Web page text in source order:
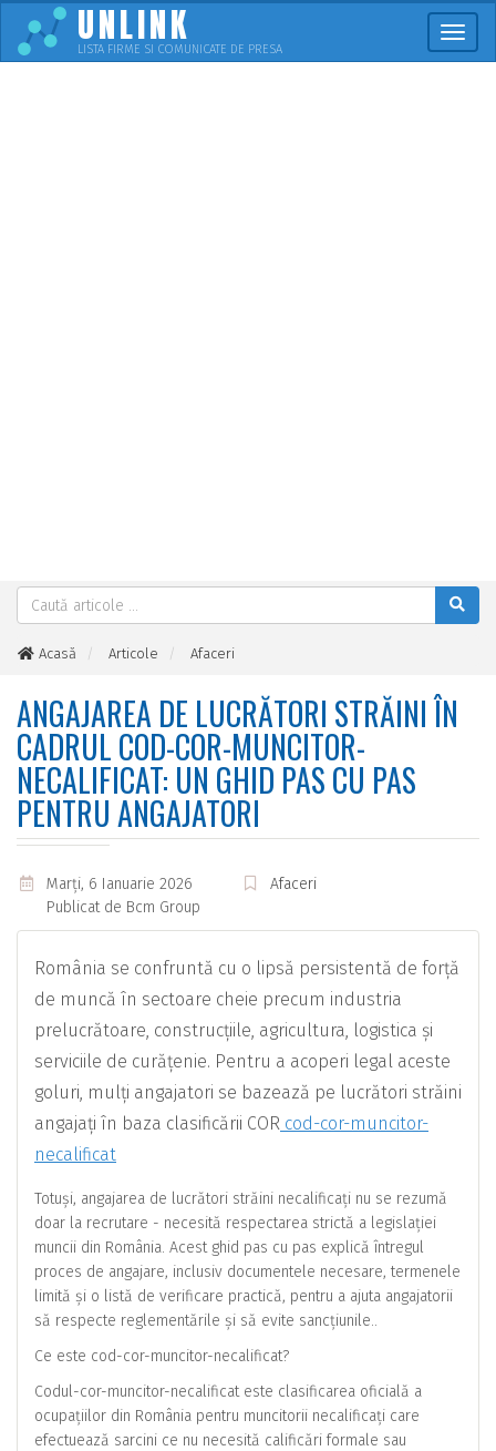
UNLINK
LISTA FIRME SI COMUNICATE DE PRESA
Acasă Articole
Afaceri
Necalificat: Un Ghid pas cu pas pentru angajatori
ANGAJAREA DE LUCRĂTORI STRĂINI ÎN
CADRUL COD-COR-MUNCITOR-
NECALIFICAT: UN GHID PAS CU PAS
PENTRU ANGAJATORI
Marţi, 6 Ianuarie 2026
Afaceri
Publicat de Bcm Group
România se confruntă cu o lipsă persistentă de forță
de muncă în sectoare cheie precum industria
prelucrătoare, construcțiile, agricultura, logistica și
serviciile de curățenie. Pentru a acoperi legal aceste
goluri, mulți angajatori se bazează pe lucrători străini
angajați în baza clasificării COR cod-cor-muncitor-
necalificat
Totuși, angajarea de lucrători străini necalificați nu se rezumă
doar la recrutare - necesită respectarea strictă a legislației
muncii din România. Acest ghid pas cu pas explică întregul
proces de angajare, inclusiv documentele necesare, termenele
limită și o listă de verificare practică, pentru a ajuta angajatorii
să respecte reglementările și să evite sancțiunile..
Ce este cod-cor-muncitor-necalificat?
Codul-cor-muncitor-necalificat este clasificarea oficială a
ocupațiilor din România pentru muncitorii necalificați care
efectuează sarcini ce nu necesită calificări formale sau